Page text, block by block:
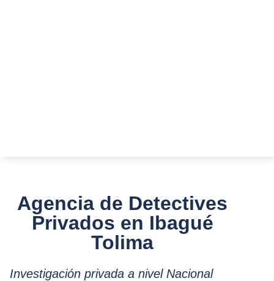
Agencia de Detectives
Privados en Ibagué
Tolima
Investigación privada a nivel Nacional